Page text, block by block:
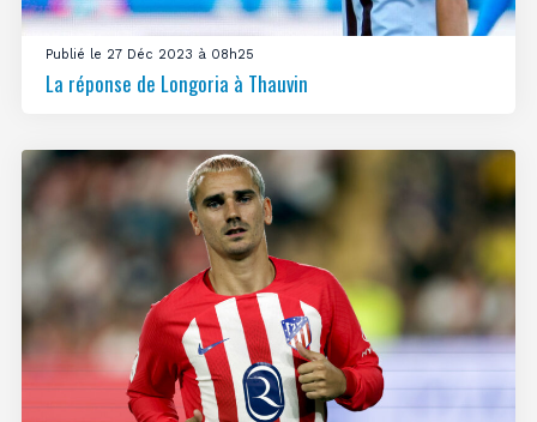
Publié le 27 Déc 2023 à 08h25
La réponse de Longoria à Thauvin